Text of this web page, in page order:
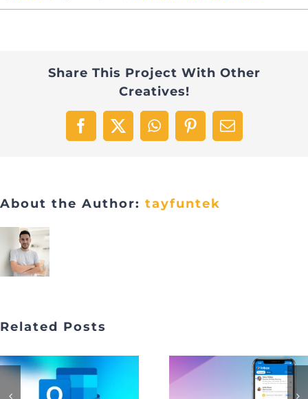
Share This Project With Other
Creatives!
Facebook
X WhatsAppPinterestEmail
About the Author: tayfuntek
Related Posts